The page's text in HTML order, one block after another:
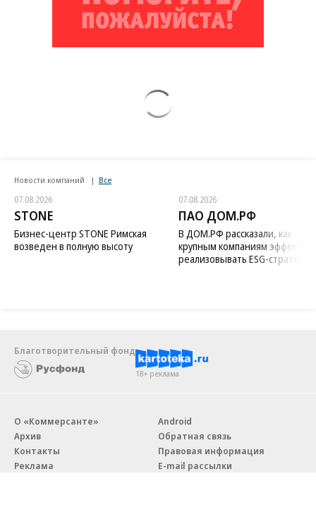
Новости компаний Все
07.08.2026
STONE
Бизнес-центр STONE Римская
возведен в полную высоту
07.08.2026
ПАО ДОМ.РФ
В ДОМ.РФ рассказали, как
крупным компаниям
реализовывать ESG-стратегию
Благотворительный фонд
18+ реклама
О «Коммерсанте»
Архив
Контакты
Реклама
Android
Обратная связь
Правовая информация
E-mail рассылки